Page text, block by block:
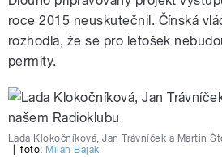
roce 2015 neuskutečnil. Čínská
rozhodla, že se pro letošek
permity.
Lada Klokočníková, Jan Trávníček a Martin
foto: Milan Baják